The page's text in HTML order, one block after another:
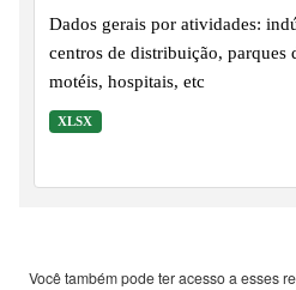
Dados gerais por atividades:
centros de distribuição, parques
motéis, hospitais, etc
XLSX
Você também pode ter acesso a esses